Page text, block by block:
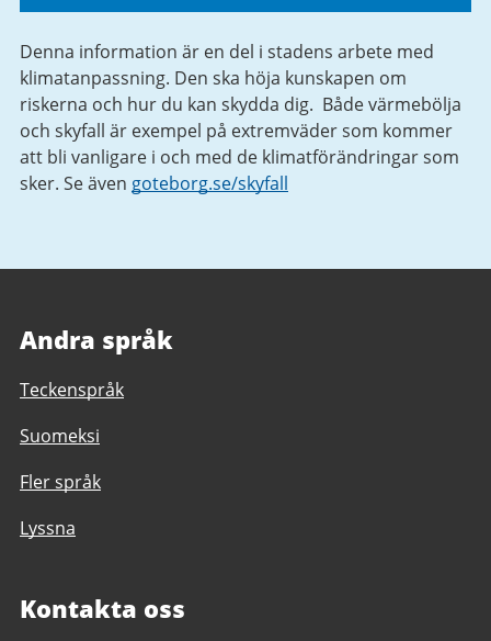
Denna information är en del i stadens arbete med
klimatanpassning. Den ska höja kunskapen om
riskerna och hur du kan skydda dig. Både värmebölja
och skyfall är exempel på extremväder som kommer
att bli vanligare i och med de klimatförändringar som
sker. Se även goteborg.se/skyfall
Andra språk
Teckenspråk
Suomeksi
Fler språk
Lyssna
Kontakta oss